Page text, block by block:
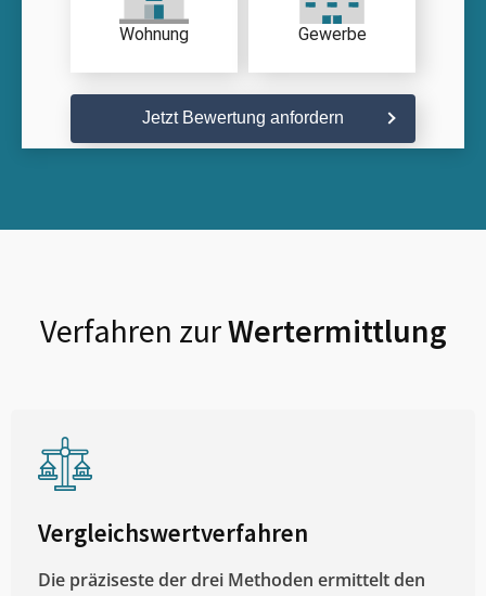
Wohnung Gewerbe
Jetzt Bewertung anfordern
Verfahren zurWertermittlung
Vergleichswertverfahren
Die präziseste der drei Methoden ermittelt den